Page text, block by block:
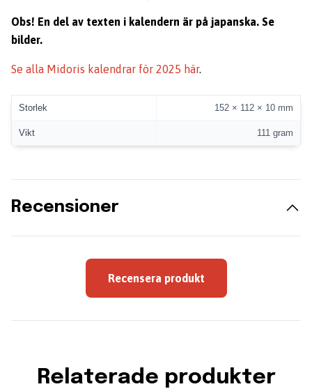
Obs! En del av texten i kalendern är på japanska. Se
bilder.
Se alla Midoris kalendrar för 2025 här.
Storlek 152 × 112 × 10 mm
Vikt 111 gram
Recensioner
Recensera produkt
Relaterade produkter